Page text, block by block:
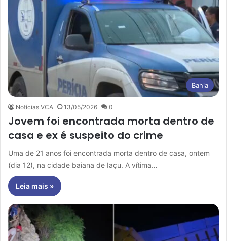
Bahia
Notícias VCA 13/05/2026 0
Jovem foi encontrada morta dentro de
casa e ex é suspeito do crime
Uma de 21 anos foi encontrada morta dentro de casa, ontem
(dia 12), na cidade baiana de Iaçu. A vítima…
Leia mais »